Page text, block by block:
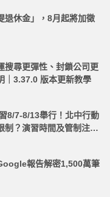
退休金」，8月起將加徵
搜尋更彈性、封鎖公司更
｜3.37.0 版本更新教學
8/7-8/13舉行！北中行動
制？演習時間及管制注意
報告解密1,500萬筆